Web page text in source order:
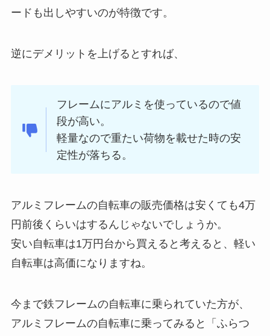
ードも出しやすいのが特徴です。
逆にデメリットを上げるとすれば、
フレームにアルミを使っているので値
段が高い。
軽量なので重たい荷物を載せた時の安
定性が落ちる。
アルミフレームの自転車の販売価格は安くても4万
円前後くらいはするんじゃないでしょうか。
安い自転車は1万円台から買えると考えると、軽い
自転車は高価になりますね。
今まで鉄フレームの自転車に乗られていた方が、
アルミフレームの自転車に乗ってみると「ふらつ